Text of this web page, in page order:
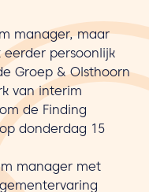
manager, maar
eerder persoonlijk
Groep & Olsthoorn
van interim
de Finding
donderdag 15
manager met